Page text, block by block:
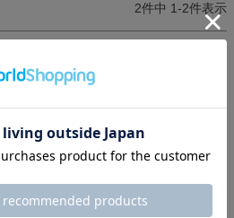
2件中 1-2件表示
の発色で大満足です！それがこの
広く腕が長いのですが3Lでちょう